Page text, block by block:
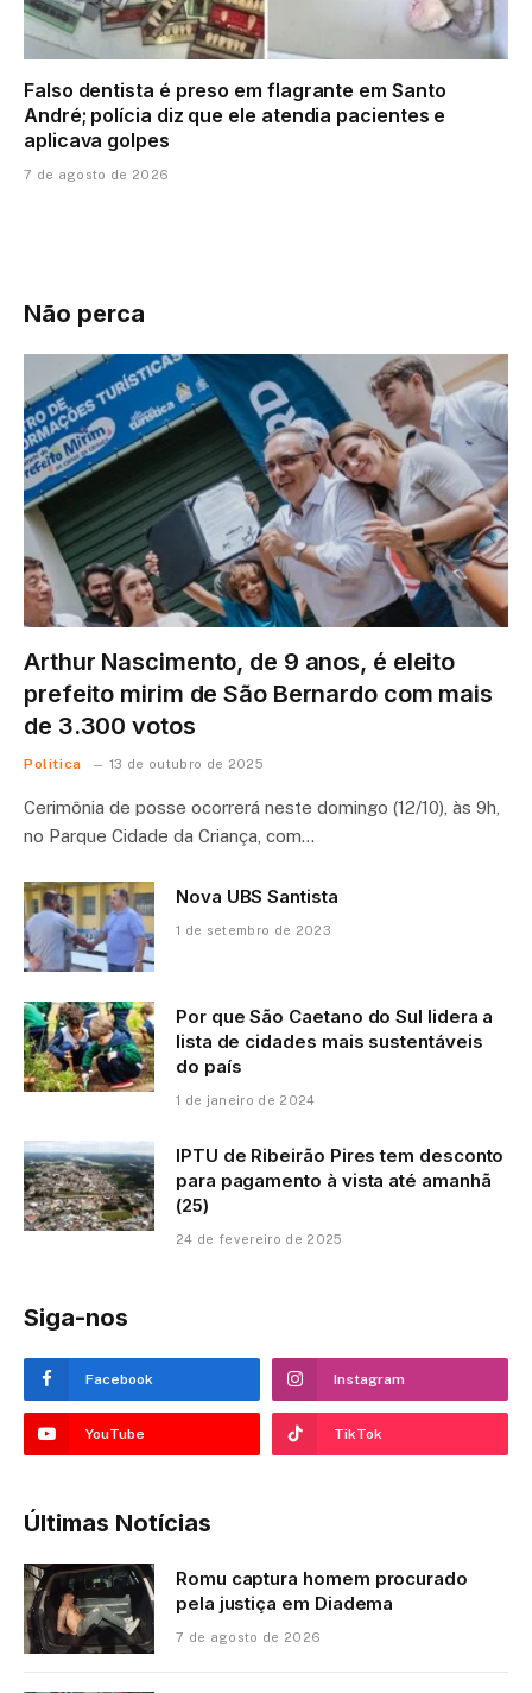
Falso dentista é preso em flagrante em Santo
André; polícia diz que ele atendia pacientes e
aplicava golpes
7 de agosto de 2026
Não perca
Arthur Nascimento, de 9 anos, é eleito
prefeito mirim de São Bernardo com mais
de 3.300 votos
Política 13 de outubro de 2025
Cerimônia de posse ocorrerá neste domingo (12/10), às 9h,
no Parque Cidade da Criança, com…
Nova UBS Santista
1 de setembro de 2023
Por que São Caetano do Sul lidera a
lista de cidades mais sustentáveis
do país
1 de janeiro de 2024
IPTU de Ribeirão Pires tem desconto
para pagamento à vista até amanhã
(25)
24 de fevereiro de 2025
Siga-nos
Facebook Instagram
YouTube TikTok
Últimas Notícias
Romu captura homem procurado
pela justiça em Diadema
7 de agosto de 2026